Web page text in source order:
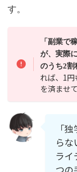
す。
「副業で
が、実際
のうち2割
れば、1
を済ませ
「
ら
ライ
つの